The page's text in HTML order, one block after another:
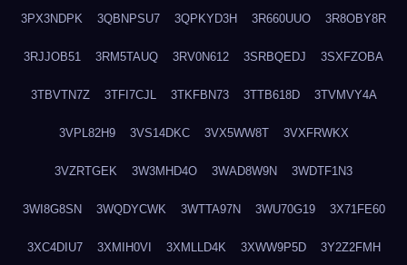
3PX3NDPK 3QBNPSU7 3QPKYD3H 3R660UUO 3R8OBY8R
3RJJOB51 3RM5TAUQ 3RV0N612 3SRBQEDJ 3SXFZOBA
3TBVTN7Z 3TFI7CJL 3TKFBN73 3TTB618D 3TVMVY4A
3VPL82H9 3VS14DKC 3VX5WW8T 3VXFRWKX
3VZRTGEK 3W3MHD4O 3WAD8W9N 3WDTF1N3
3WI8G8SN 3WQDYCWK 3WTTA97N 3WU70G19 3X71FE60
3XC4DIU7 3XMIH0VI 3XMLLD4K 3XWW9P5D 3Y2Z2FMH